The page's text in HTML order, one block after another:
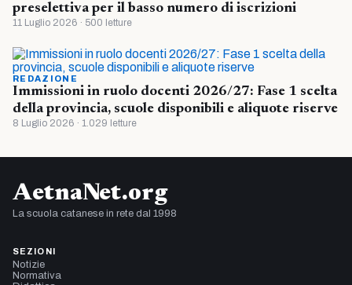
preselettiva per il basso numero di iscrizioni
11 Luglio 2026 · 500 letture
REDAZIONE
Immissioni in ruolo docenti 2026/27: Fase 1 scelta
della provincia, scuole disponibili e aliquote riserve
8 Luglio 2026 · 1.029 letture
AetnaNet.org
La scuola catanese in rete dal 1998
SEZIONI
Notizie
Normativa